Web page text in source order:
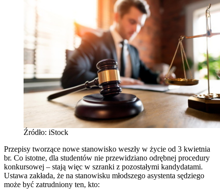
Źródło: iStock
Przepisy tworzące nowe stanowisko weszły w życie od 3 kwietnia
br. Co istotne, dla studentów nie przewidziano odrębnej procedury
konkursowej – stają więc w szranki z pozostałymi kandydatami.
Ustawa zakłada, że na stanowisku młodszego asystenta sędziego
może być zatrudniony ten, kto: